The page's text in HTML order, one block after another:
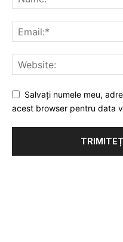
Salvați numele meu,
acest browser pentru data